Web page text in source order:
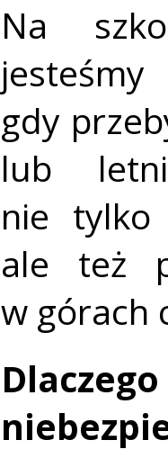
Na
gdy
lub
nie tylko
ale też
w górach